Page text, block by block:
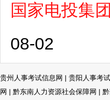
国家电投集
08-02
贵州人事考试信息网 | 贵阳人事考
网 | 黔东南人力资源社会保障网 |